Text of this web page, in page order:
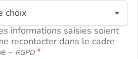
informations saisies soient
recontacter dans le cadre
- RGPD
ou